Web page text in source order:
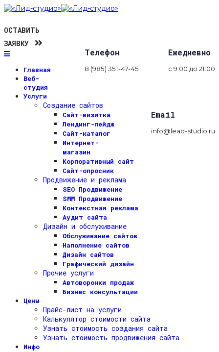
Ежедневно
с 9:00 до 21:00
Телефон
8 (985) 351-47-45
Email
info@lead-studio.ru
ОСТАВИТЬ
ЗАЯВКУ
Главная
Веб-
студия
Услуги
Создание сайтов
Сайт-визитка
Лендинг-пейдж
Сайт-каталог
Интернет-
магазин
Корпоративный сайт
Сайт-опросник
Продвижение и реклама
SEO Продвижение
SMM Продвижение
Контекстная реклама
Аудит сайта
Дизайн и обслуживание
Обслуживание сайтов
Наполнение сайтов
Дизайн сайтов
Графический дизайн
Прочие услуги
Автоворонки продаж
Бизнес консультации
Цены
Прайс-лист на услуги
Калькулятор стоимости сайта
Узнать стоимость создания сайта
Узнать стоимость продвижения сайта
Инфо